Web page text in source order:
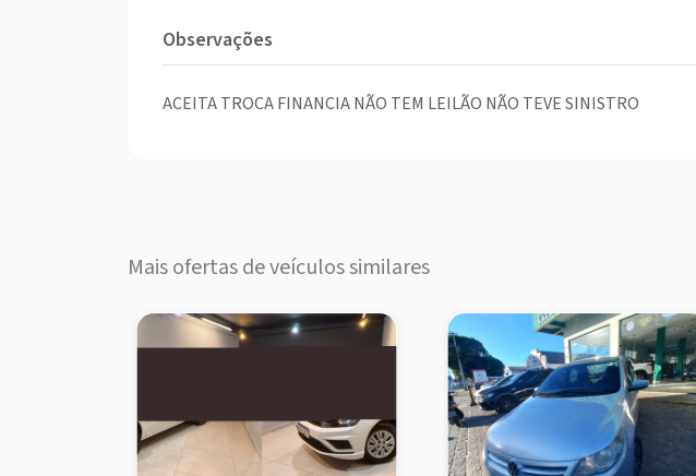
Observações
ACEITA TROCA FINANCIA NÃO TEM LEILÃO NÃO TEVE SINISTRO
Mais ofertas de veículos similares